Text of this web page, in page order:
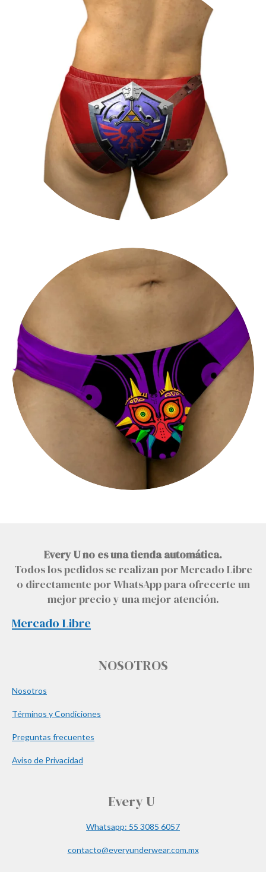
Every U no es una tienda automática.
Todos los pedidos se realizan por Mercado Libre
o directamente por WhatsApp para ofrecerte un
mejor precio y una mejor atención.
Mercado Libre
NOSOTROS
Nosotros
Términos y Condiciones
Preguntas frecuentes
Aviso de Privacidad
Every U
Whatsapp: 55 3085 6057
contacto@everyunderwear.com.mx